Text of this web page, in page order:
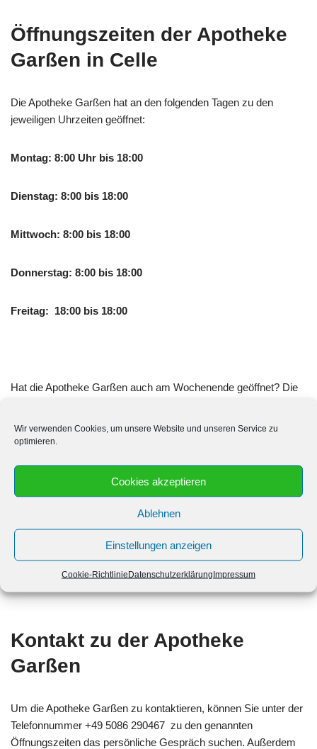
Wir verwenden Cookies, um unsere Website und unseren Service zu
optimieren.
Cookies akzeptieren
Ablehnen
Einstellungen anzeigen
Cookie-RichtlinieDatenschutzerklärungImpressum
Öffnungszeiten der Apotheke
Garßen in Celle
Die Apotheke Garßen hat an den folgenden Tagen zu den
jeweiligen Uhrzeiten geöffnet:
Montag: 8:00 Uhr bis 18:00
Dienstag: 8:00 bis 18:00
Mittwoch: 8:00 bis 18:00
Donnerstag: 8:00 bis 18:00
Freitag: 18:00 bis 18:00
Hat die Apotheke Garßen auch am Wochenende geöffnet? Die
Sonntag: Geschlossen bis Geschlossen
Kontakt zu der Apotheke
Garßen
Um die Apotheke Garßen zu kontaktieren, können Sie unter der
Telefonnummer +49 5086 290467 zu den genannten
Öffnungszeiten das persönliche Gespräch suchen. Außerdem